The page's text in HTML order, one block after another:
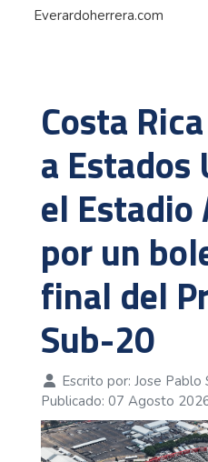
Everardoherrera.com
Costa
a Estados
el Estadio
por un
final del
Sub-20
Escrito por: Jose Pablo
Publicado: 07 Agosto